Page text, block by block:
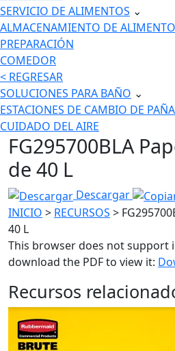
SERVICIO DE ALIMENTOS ⌄
ALMACENAMIENTO DE
PREPARACIÓN
COMEDOR
< REGRESAR
SOLUCIONES PARA BAÑO ⌄
ESTACIONES DE CAMBIO DE
CUIDADO DEL AIRE
FG295700BLA
de 40 L
Descargar
INICIO > RECURSOS >
40 L
This browser does not support
download the PDF to view it:
Recursos